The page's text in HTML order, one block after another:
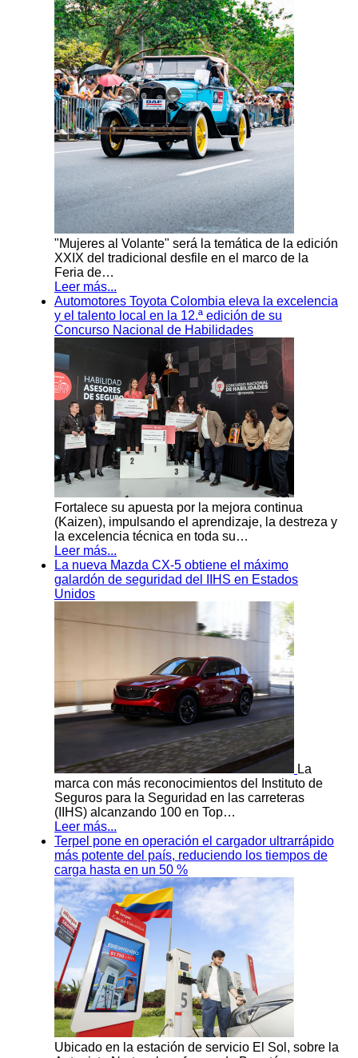
"Mujeres al Volante" será la temática de la edición
XXIX del tradicional desfile en el marco de la
Feria de…
Leer más...
Automotores Toyota Colombia eleva la excelencia
y el talento local en la 12.ª edición de su
Concurso Nacional de Habilidades
Fortalece su apuesta por la mejora continua
(Kaizen), impulsando el aprendizaje, la destreza y
la excelencia técnica en toda su…
Leer más...
La nueva Mazda CX-5 obtiene el máximo
galardón de seguridad del IIHS en Estados
Unidos
La
marca con más reconocimientos del Instituto de
Seguros para la Seguridad en las carreteras
(IIHS) alcanzando 100 en Top…
Leer más...
Terpel pone en operación el cargador ultrarrápido
más potente del país, reduciendo los tiempos de
carga hasta en un 50 %
Ubicado en la estación de servicio El Sol, sobre la